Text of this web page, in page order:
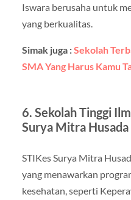
Iswara berusaha untuk
yang berkualitas.
Simak juga :Sekolah
SMA Yang Harus Kamu
6. Sekolah Tinggi
Surya Mitra Husada
STIKes Surya Mitra
yang menawarkan
kesehatan, seperti